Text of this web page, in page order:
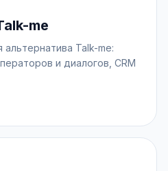
me
Talk-me:
и диалогов, CRM